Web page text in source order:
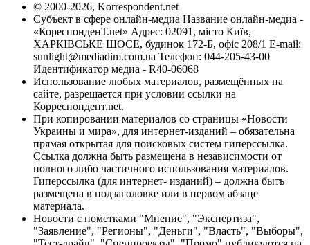
© 2000-2026, Korrespondent.net
Субъект в сфере онлайн-медиа Название онлайн-медиа -
«КореспонденТ.net» Адрес: 02091, місто Київ,
ХАРКІВСЬКЕ ШОСЕ, будинок 172-Б, офіс 208/1 E-mail:
sunlight@mediadim.com.ua Телефон: 044-205-43-00
Идентификатор медиа - R40-06068
Использование любых материалов, размещённых на
сайте, разрешается при условии ссылки на
Корреспондент.net.
При копировании материалов со страницы «Новости
Украины и мира», для интернет-изданий – обязательна
прямая открытая для поисковых систем гиперссылка.
Ссылка должна быть размещена в независимости от
полного либо частичного использования материалов.
Гиперссылка (для интернет- изданий) – должна быть
размещена в подзаголовке или в первом абзаце
материала.
Новости с пометками "Мнение", "Экспертиза",
"Заявление", "Регионы", "Деньги", "Власть", "Выборы",